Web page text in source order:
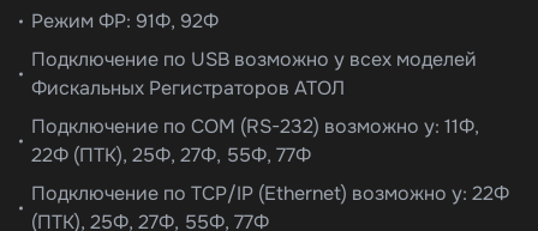
Режим ФР: 91Ф, 92Ф
Подключение по USB возможно у всех моделей
Фискальных Регистраторов АТОЛ
Подключение по COM (RS-232) возможно у: 11Ф,
22Ф (ПТК), 25Ф, 27Ф, 55Ф, 77Ф
Подключение по TCP/IP (Ethernet) возможно у: 22Ф
(ПТК), 25Ф, 27Ф, 55Ф, 77Ф